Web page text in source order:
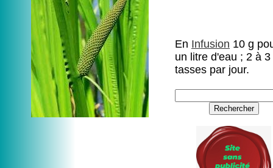
En Infusion 10 g
un litre d'eau ; 2 à 3
tasses par jour.